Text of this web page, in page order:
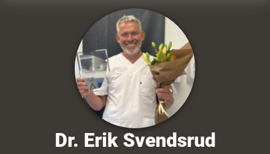
Dr. Erik Svendsrud